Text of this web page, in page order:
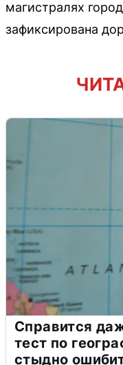
магистралях
зафиксирована
Справится
тест по
стыдно